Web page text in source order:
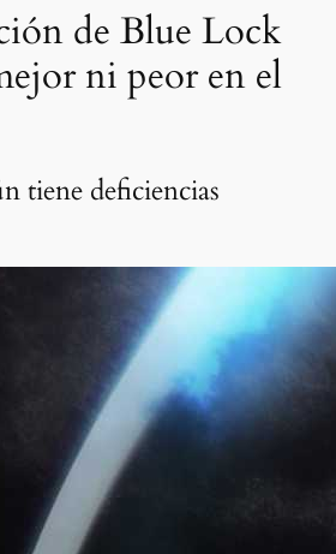
de Blue Lock
ni peor en el
tiene deficiencias